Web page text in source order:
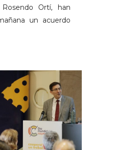
Rosendo Ortí, han
un acuerdo